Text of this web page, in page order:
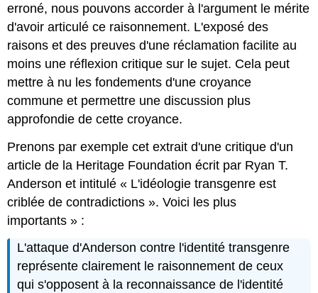
erroné, nous pouvons accorder à l'argument le mérite
d'avoir articulé ce raisonnement. L'exposé des
raisons et des preuves d'une réclamation facilite au
moins une réflexion critique sur le sujet. Cela peut
mettre à nu les fondements d'une croyance
commune et permettre une discussion plus
approfondie de cette croyance.
Prenons par exemple cet extrait d'une critique d'un
article de la Heritage Foundation écrit par Ryan T.
Anderson et intitulé « L'idéologie transgenre est
criblée de contradictions ». Voici les plus
importants » :
L'attaque d'Anderson contre l'identité transgenre
représente clairement le raisonnement de ceux
qui s'opposent à la reconnaissance de l'identité